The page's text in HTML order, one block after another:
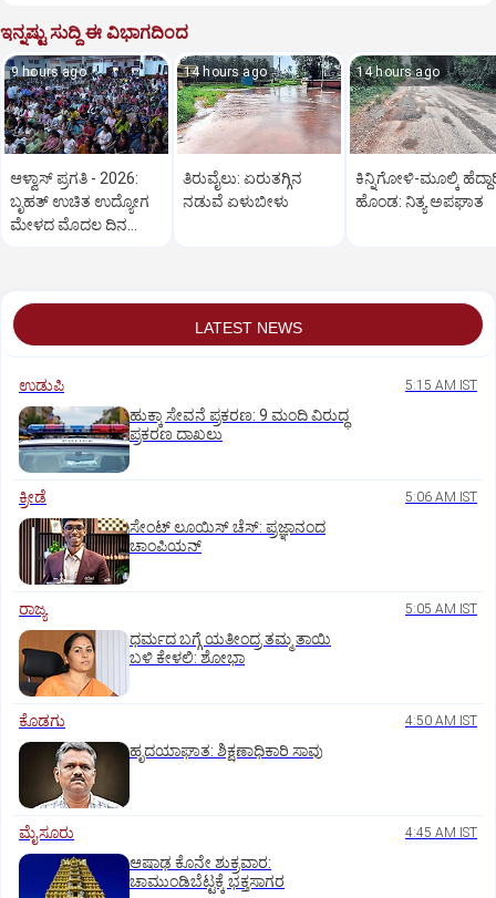
ಇನ್ನಷ್ಟು ಸುದ್ದಿ ಈ ವಿಭಾಗದಿಂದ
9 hours ago
ಆಳ್ವಾಸ್‌ ಪ್ರಗತಿ - 2026:
ಬೃಹತ್ ಉಚಿತ ಉದ್ಯೋಗ
ಮೇಳದ ಮೊದಲ ದಿನ
14 hours ago
ತಿರುವೈಲು: ಏರುತಗ್ಗಿನ
ನಡುವೆ ಏಳುಬೀಳು
14 hours ago
ಕಿನ್ನಿಗೋಳಿ-ಮೂಲ್ಕಿ
ಹೊಂಡ: ನಿತ್ಯ ಅಪಘಾತ
LATEST NEWS
ಉಡುಪಿ 5:15 AM IST
ಹುಕ್ಕಾ ಸೇವನೆ ಪ್ರಕರಣ: 9 ಮಂದಿ ವಿರುದ್ಧ
ಪ್ರಕರಣ ದಾಖಲು
ಕ್ರೀಡೆ 5:06 AM IST
ಸೇಂಟ್‌ ಲೂಯಿಸ್‌ ಚೆಸ್‌: ಪ್ರಜ್ಞಾನಂದ
ಚಾಂಪಿಯನ್‌
ರಾಜ್ಯ 5:05 AM IST
ಧರ್ಮದ ಬಗ್ಗೆ ಯತೀಂದ್ರ ತಮ್ಮ ತಾಯಿ
ಬಳಿ ಕೇಳಲಿ: ಶೋಭಾ
ಕೊಡಗು 4:50 AM IST
ಹೃದಯಾಘಾತ: ಶಿಕ್ಷಣಾಧಿಕಾರಿ ಸಾವು
ಮೈಸೂರು 4:45 AM IST
ಆಷಾಢ ಕೊನೇ ಶುಕ್ರವಾರ:
ಚಾಮುಂಡಿಬೆಟ್ಟಕ್ಕೆ ಭಕ್ತಸಾಗರ